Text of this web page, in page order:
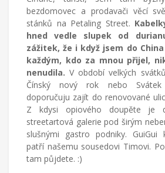
bezdomovec a prodavači věcí
stánků na Petaling Street.
hned vedle slupek od
zážitek, že i když jsem do
každým, kdo za mnou přijel,
nenudila.V období velkých
Čínský nový rok nebo
doporučuju zajít do renovované
Z kdysi opiového doupěte je
streetartová galerie pod širým
slušnými gastro podniky. GuiGui
patří našemu sousedovi Timovi.
tam půjdete. :)